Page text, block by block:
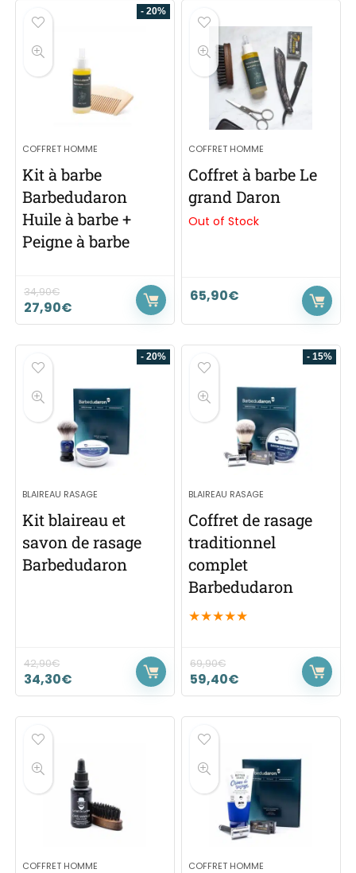
- 20%
COFFRET HOMME
Kit à barbe
Barbedudaron
Huile à barbe +
Peigne à barbe
34,90€
27,90€
COFFRET HOMME
Coffret à barbe Le
grand Daron
Out of Stock
65,90€
- 20%
BLAIREAU RASAGE
Kit blaireau et
savon de rasage
Barbedudaron
42,90€
34,30€
- 15%
BLAIREAU RASAGE
Coffret de rasage
traditionnel
complet
Barbedudaron
★★★★★
69,90€
59,40€
COFFRET HOMME COFFRET HOMME